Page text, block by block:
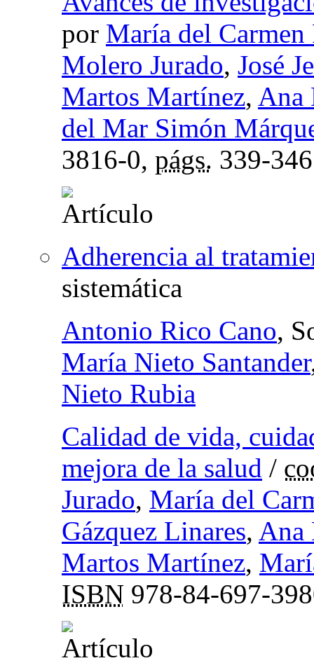
por María del Carmen
Molero Jurado, José
Martos Martínez, Ana
del Mar Simón
3816-0, págs. 339-346
Adherencia al
sistemática
Antonio Rico Cano,
María Nieto Santander
Nieto Rubia
Calidad de vida,
mejora de la salud /
Jurado, María del
Gázquez Linares, Ana
Martos Martínez,
ISBN 978-84-697-